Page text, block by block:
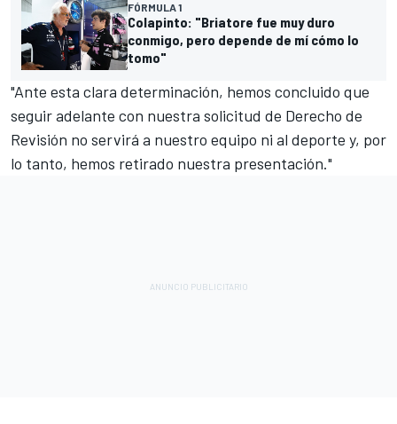
FÓRMULA 1
Colapinto: "Briatore fue muy duro
conmigo, pero depende de mí cómo lo
tomo"
"Ante esta clara determinación, hemos concluido que
seguir adelante con nuestra solicitud de Derecho de
Revisión no servirá a nuestro equipo ni al deporte y, por
lo tanto, hemos retirado nuestra presentación."